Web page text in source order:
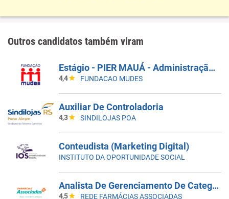
Outros candidatos também viram
Estágio - PIER MAUÁ - Administração E Engenharia De Produção
4,4 FUNDACAO MUDES
Auxiliar De Controladoria
4,3 SINDILOJAS POA
Conteudista (Marketing Digital)
INSTITUTO DA OPORTUNIDADE SOCIAL
Analista De Gerenciamento De Categoria
4,5 REDE FARMÁCIAS ASSOCIADAS